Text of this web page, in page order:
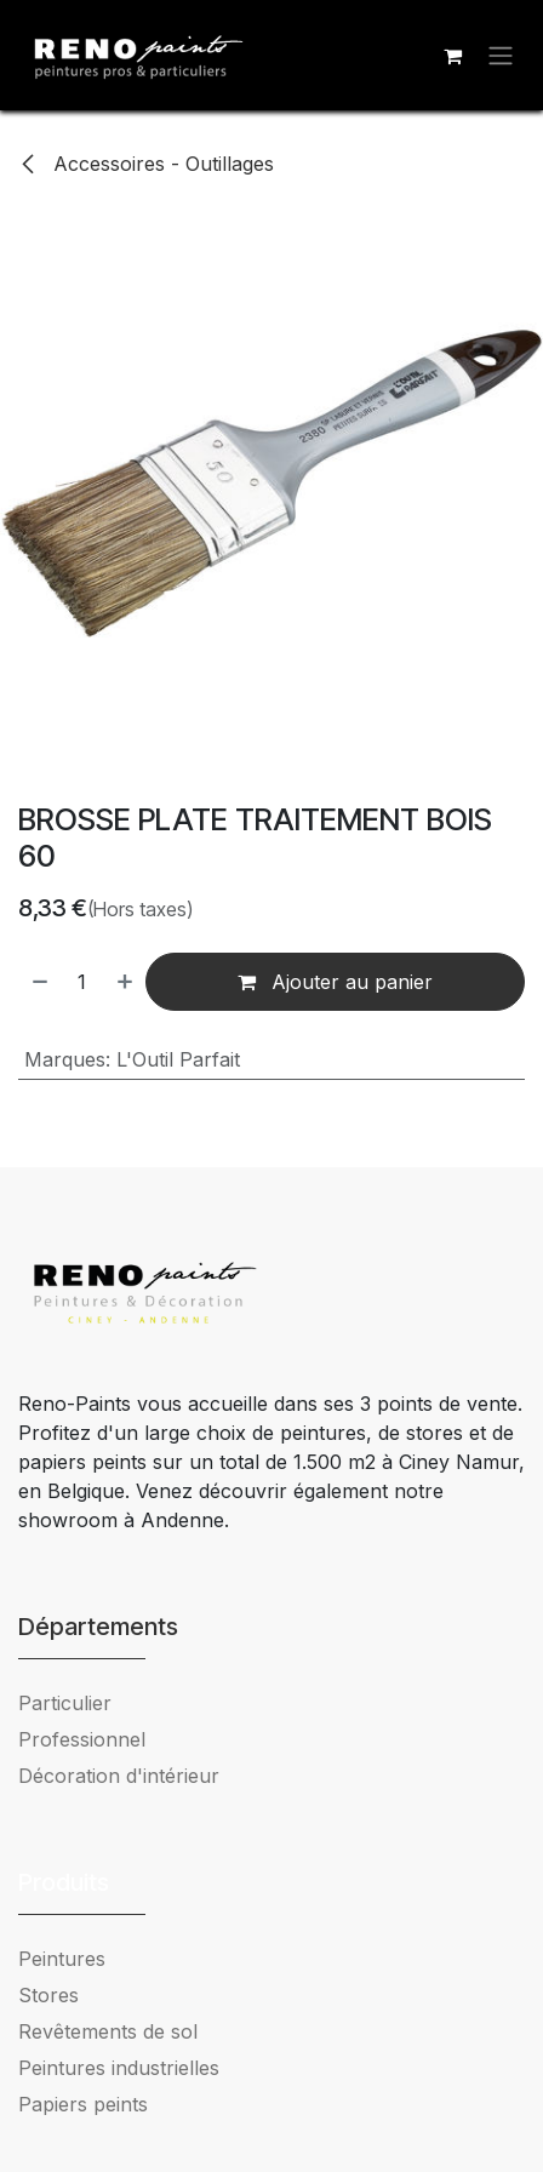
Accessoires - Outillages
BROSSE PLATE TRAITEMENT BOIS
60
8,33 €(Hors taxes)
Ajouter au panier
Marques: L'Outil Parfait
Reno-Paints vous accueille dans ses 3 points de vente.
Profitez d'un large choix de peintures, de stores et de
papiers peints sur un total de 1.500 m2 à Ciney Namur,
en Belgique. Venez découvrir également notre
showroom à Andenne.
Départements
Particulier
Professionnel
Décoration d'intérieur
Peintures
Stores
Revêtements de sol
Peintures industrielles
Papiers peints